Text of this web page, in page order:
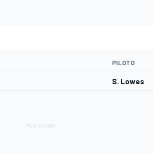
PILOTO
S. Lowes